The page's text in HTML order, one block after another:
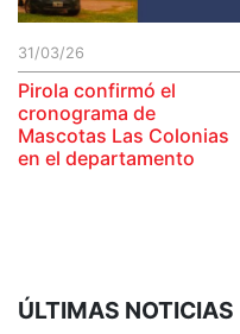
31/03/26
Pirola confirmó el
cronograma de
Mascotas Las Colonias
en el departamento
ÚLTIMAS NOTICIAS